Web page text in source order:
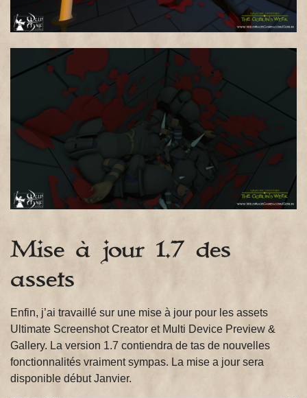
Mise à jour 1.7 des
assets
Enfin, j’ai travaillé sur une mise à jour pour les assets
Ultimate Screenshot Creator et Multi Device Preview &
Gallery. La version 1.7 contiendra de tas de nouvelles
fonctionnalités vraiment sympas. La mise a jour sera
disponible début Janvier.